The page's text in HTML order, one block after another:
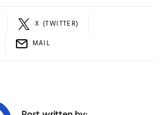
X (TWITTER)
MAIL